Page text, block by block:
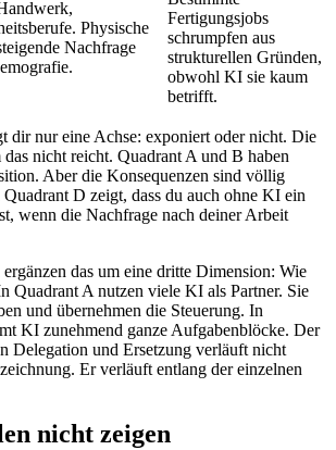
Physische
Nachfrage
Fertigungsjobs
schrumpfen aus
strukturellen Gründen,
obwohl KI sie kaum
betrifft.
dir nur eine Achse: exponiert oder nicht. Die
nicht reicht. Quadrant A und B haben
Aber die Konsequenzen sind völlig
D zeigt, dass du auch ohne KI ein
wenn die Nachfrage nach deiner Arbeit
das um eine dritte Dimension: Wie
Quadrant A nutzen viele KI als Partner. Sie
und übernehmen die Steuerung. In
KI zunehmend ganze Aufgabenblöcke. Der
Delegation und Ersetzung verläuft nicht
Er verläuft entlang der einzelnen
nicht zeigen